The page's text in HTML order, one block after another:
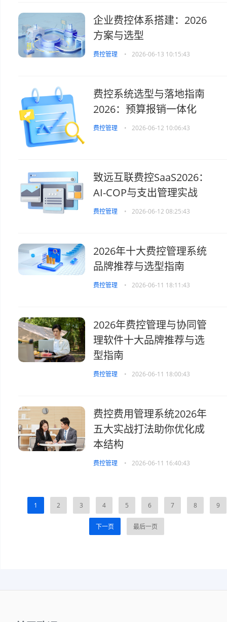
企业费控体系搭建：2026
方案与选型
费控管理 • 2026-06-13 10:15:43
费控系统选型与落地指南
2026：预算报销一体化
费控管理 • 2026-06-12 10:06:43
致远互联费控SaaS2026：
AI-COP与支出管理实战
费控管理 • 2026-06-12 08:25:43
2026年十大费控管理系统
品牌推荐与选型指南
费控管理 • 2026-06-11 18:11:43
2026年费控管理与协同管
理软件十大品牌推荐与选
型指南
费控管理 • 2026-06-11 18:00:43
费控费用管理系统2026年
五大实战打法助你优化成
本结构
费控管理 • 2026-06-11 16:40:43
1 2 3 4 5 6 7 8 9
下一页 最后一页